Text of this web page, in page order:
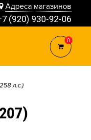
Адреса магазинов
(920) 930-92-06
0
л.с.)